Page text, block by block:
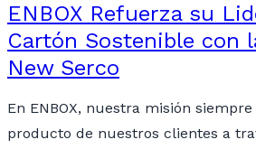
ENBOX Refuerza su
Cartón Sostenible con
New Serco
En ENBOX, nuestra misión
producto de nuestros clientes a